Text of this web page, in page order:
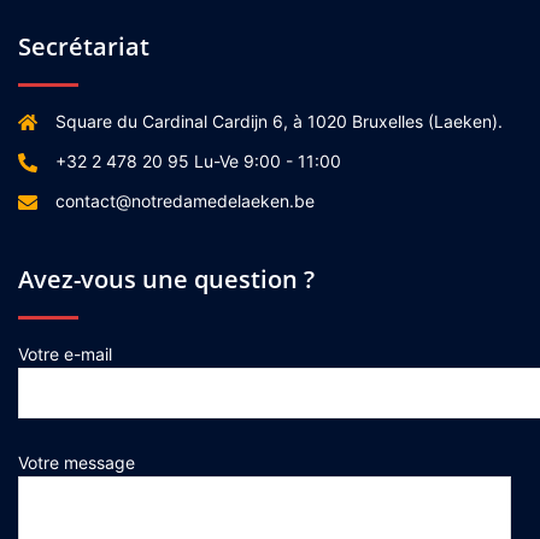
Secrétariat
Square du Cardinal Cardijn 6, à 1020 Bruxelles (Laeken).
+32 2 478 20 95 Lu-Ve 9:00 - 11:00
contact@notredamedelaeken.be
Avez-vous une question ?
Votre e-mail
Votre message